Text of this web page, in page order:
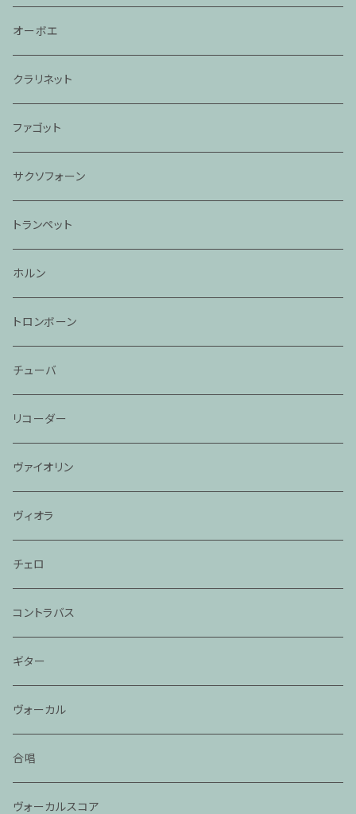
オーボエ
クラリネット
ファゴット
サクソフォーン
トランペット
ホルン
トロンボーン
チューバ
リコーダー
ヴァイオリン
ヴィオラ
チェロ
コントラバス
ギター
ヴォーカル
合唱
ヴォーカルスコア